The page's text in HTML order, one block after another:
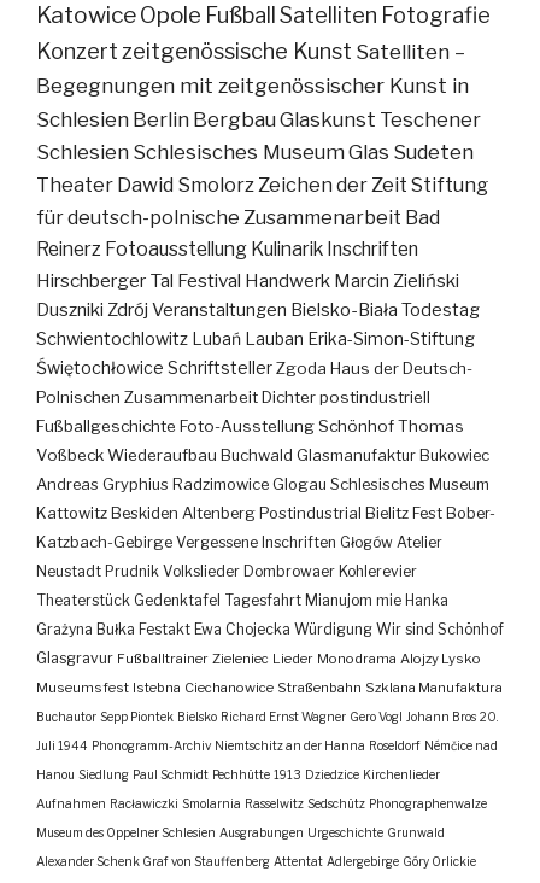
KatowiceOpole FußballSatelliten Fotografie
Konzertzeitgenössische Kunst Satelliten –
Begegnungen mit zeitgenössischer Kunst in
Schlesien Berlin BergbauGlaskunst Teschener
Schlesien Schlesisches MuseumGlas Sudeten
Theater Dawid SmolorzZeichen der Zeit Stiftung
für deutsch-polnische Zusammenarbeit Bad
Reinerz Fotoausstellung Kulinarik Inschriften
Hirschberger Tal Festival Handwerk Marcin Zieliński
Duszniki Zdrój Veranstaltungen Bielsko-Biała Todestag
Schwientochlowitz Lubań Lauban Erika-Simon-Stiftung
Świętochłowice SchriftstellerZgoda Haus der Deutsch-
Polnischen ZusammenarbeitDichterpostindustriell
Fußballgeschichte Foto-AusstellungSchönhofThomas
VoßbeckWiederaufbau Buchwald Glasmanufaktur Bukowiec
Andreas Gryphius Radzimowice Glogau Schlesisches Museum
Kattowitz Beskiden Altenberg Postindustrial Bielitz Fest Bober-
Katzbach-Gebirge Vergessene Inschriften Głogów Atelier
Neustadt Prudnik Volkslieder Dombrowaer Kohlerevier
Theaterstück Gedenktafel Tagesfahrt Mianujom mie Hanka
Grażyna Bułka Festakt Ewa Chojecka Würdigung Wir sind Schönhof
Glasgravur Fußballtrainer Zieleniec Lieder Monodrama Alojzy Lysko
Museumsfest Istebna Ciechanowice Straßenbahn Szklana Manufaktura
Buchautor Sepp Piontek Bielsko Richard Ernst Wagner Gero Vogl Johann Bros 20.
Juli 1944 Phonogramm-Archiv Niemtschitz an der Hanna Roseldorf Némčice nad
Hanou Siedlung Paul Schmidt Pechhütte 1913 Dziedzice Kirchenlieder
Aufnahmen Racławiczki Smolarnia Rasselwitz Sedschütz Phonographenwalze
Museum des Oppelner Schlesien Ausgrabungen Urgeschichte Grunwald
Alexander Schenk Graf von Stauffenberg Attentat Adlergebirge Góry Orlickie